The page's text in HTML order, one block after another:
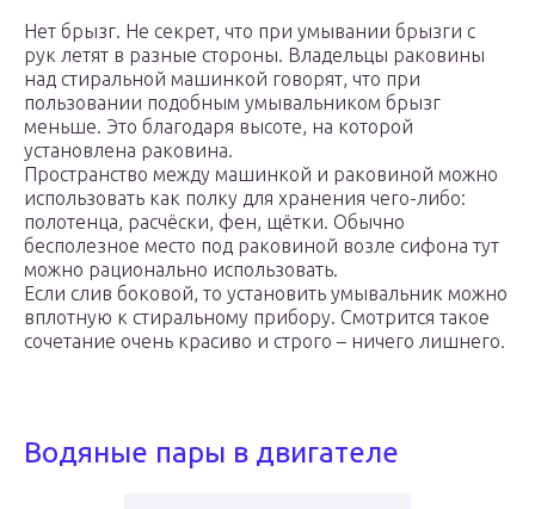
Нет брызг. Не секрет, что при умывании брызги с
рук летят в разные стороны. Владельцы раковины
над стиральной машинкой говорят, что при
пользовании подобным умывальником брызг
меньше. Это благодаря высоте, на которой
установлена раковина.
Пространство между машинкой и раковиной можно
использовать как полку для хранения чего-либо:
полотенца, расчёски, фен, щётки. Обычно
бесполезное место под раковиной возле сифона тут
можно рационально использовать.
Если слив боковой, то установить умывальник можно
вплотную к стиральному прибору. Смотрится такое
сочетание очень красиво и строго – ничего лишнего.
Водяные пары в двигателе